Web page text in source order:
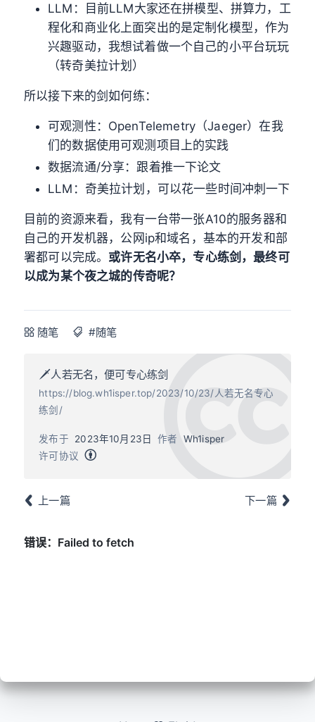
LLM：目前LLM大家还在拼模型、拼算力，工
程化和商业化上面突出的是定制化模型，作为
兴趣驱动，我想试着做一个自己的小平台玩玩
（转奇美拉计划）
所以接下来的剑如何练：
可观测性：OpenTelemetry（Jaeger）在我
们的数据使用可观测项目上的实践
数据流通/分享：跟着推一下论文
LLM：奇美拉计划，可以花一些时间冲刺一下
目前的资源来看，我有一台带一张A10的服务器和
自己的开发机器，公网ip和域名，基本的开发和部
署都可以完成。 或许无名小卒，专心练剑，最终可
以成为某个夜之城的传奇呢？
随笔 #随笔
🗡人若无名，便可专心练剑
https://blog.wh1isper.top/2023/10/23/人若无名专心
练剑/
作者 Wh1isper
发布于
2023年10月23日
许可协议
上一篇 下一篇